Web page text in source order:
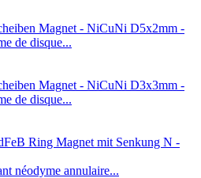
D5x2mm -
de disque...
D3x3mm -
de disque...
néodyme annulaire...